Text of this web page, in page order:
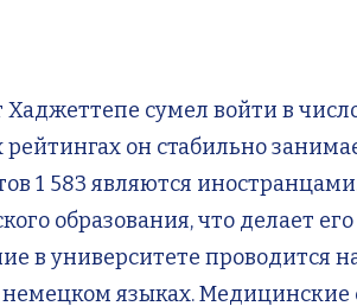
сумел войти в
он стабильно
1 583 являются
образования, что делает
в университете проводится
языках.